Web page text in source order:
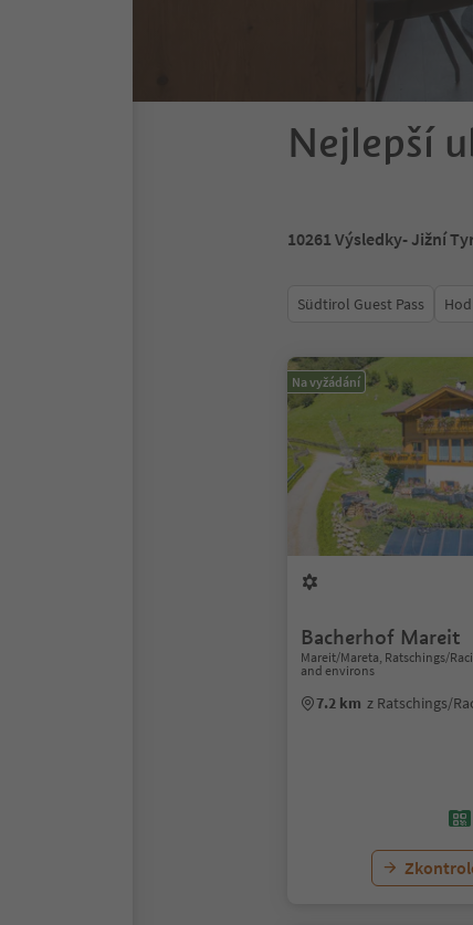
Nejlepší
10261 Výsledky- Jižní
Südtirol Guest Pass
Na vyžádání
Bacherhof Mareit
Mareit/Mareta, Ratschings/
and environs
7.2 km z Ratschings/